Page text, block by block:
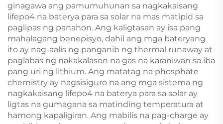
ginagawa ang pamumuhunan sa nagkakaisang
lifepo4 na baterya para sa solar na mas matipid sa
paglipas ng panahon. Ang kaligtasan ay isa pang
mahalagang benepisyo, dahil ang mga bateryang
ito ay nag-aalis ng panganib ng thermal runaway at
paglabas ng nakakalason na gas na karaniwan sa iba
pang uri ng lithium. Ang matatag na phosphate
chemistry ay nagsisiguro na ang mga sistema ng
nagkakaisang lifepo4 na baterya para sa solar ay
ligtas na gumagana sa matinding temperatura at
hamong kapaligiran. Ang mabilis na pag-charge ay